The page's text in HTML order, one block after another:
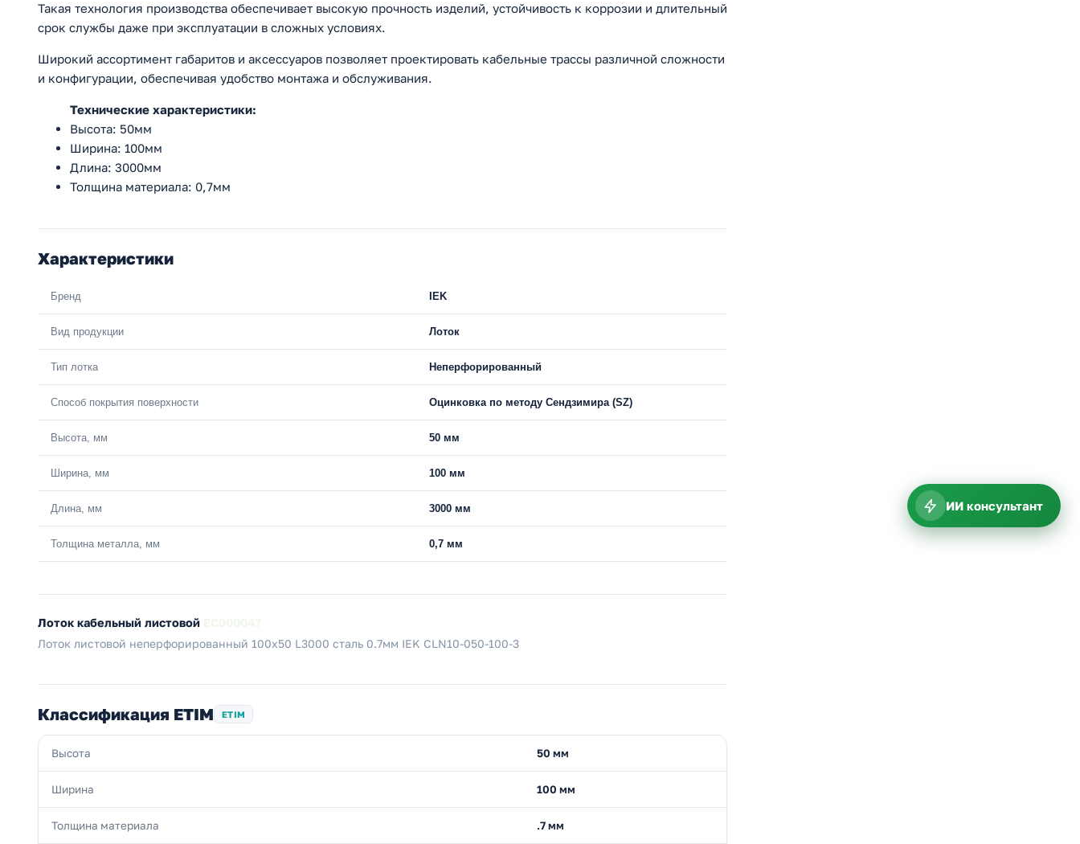
Такая технология производства обеспечивает высокую прочность изделий, устойчивость к коррозии и длительный
срок службы даже при эксплуатации в сложных условиях.
Широкий ассортимент габаритов и аксессуаров позволяет проектировать кабельные трассы различной сложности
и конфигурации, обеспечивая удобство монтажа и обслуживания.
Технические характеристики:
Высота: 50мм
Ширина: 100мм
Длина: 3000мм
Толщина материала: 0,7мм
Характеристики
Бренд IEK
Вид продукции Лоток
Тип лотка Неперфорированный
Способ покрытия поверхности Оцинковка по методу Сендзимира (SZ)
Высота, мм 50 мм
Ширина, мм 100 мм
Длина, мм 3000 мм
Толщина металла, мм 0,7 мм
Лоток кабельный листовой
Лоток листовой неперфорированный 100х50 L3000 сталь 0.7мм IEK CLN10-050-100-3
Классификация ETIM ETIM
Высота 50 мм
Ширина 100 мм
Толщина материала .7 мм
ИИ консультант